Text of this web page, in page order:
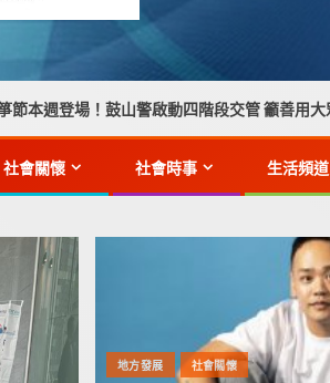
警啟動四階段交管 籲善用大眾運輸避壅塞
社會關懷 社會時事 生活頻道
地方發展 社會關懷